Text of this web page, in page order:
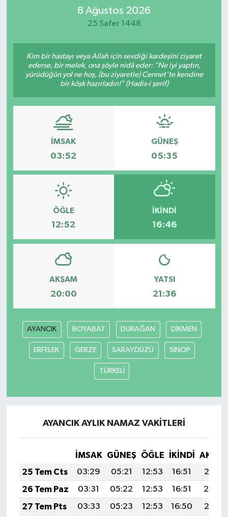
8 Ağustos 2026
25 Safer 1448
Kim bir hastayı veya Allah için sevdiği kardeşini ziyaret
ederse, bir melek, ona şöyle nidâ eder: "Ne iyi yaptın,
yürüdüğün yol ne hoş, (bu ziyaretle) Cennet'te kendine
bir köşk hazırladın!" (Hadis-i şerif)
İMSAK
03:52
GÜNEŞ
05:35
ÖĞLE
12:52
İKINDI
16:46
AKŞAM
20:00
YATSI
21:36
AYANCIK BOYABAT DURAĞAN DİKMEN
ERFELEK GERZE SARAYDÜZÜ SİNOP
TÜRKELİ
AYANCIK AYLIK NAMAZ VAKITLERI
İMSAK GÜNEŞ ÖĞLE İKINDI
25 Tem Cts
03:29 05:21 12:53 16:51
20:15
26 Tem Paz
03:31 05:22 12:53 16:51
20:14
27 Tem Pts
03:33 05:23 12:53 16:50
20:13